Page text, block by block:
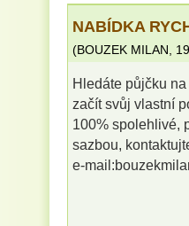
NABÍDKA
(BOUZEK MILAN
Hledáte půjčku
začít svůj vlastní
100% spolehlivé,
sazbou,
e-